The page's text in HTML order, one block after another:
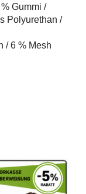
Gummi /
Polyurethan /
/ 6 % Mesh